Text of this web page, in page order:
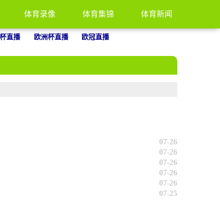
体育录像 体育集锦 体育新闻
直播 欧洲杯直播 欧冠直播
07-26
07-26
07-26
07-26
07-26
07-25